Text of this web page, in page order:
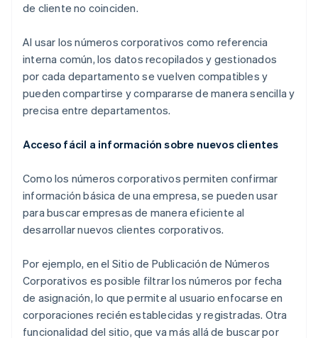
de cliente no coinciden.
Al usar los números corporativos como referencia
interna común, los datos recopilados y gestionados
por cada departamento se vuelven compatibles y
pueden compartirse y compararse de manera sencilla y
precisa entre departamentos.
Acceso fácil a información sobre nuevos clientes
Como los números corporativos permiten confirmar
información básica de una empresa, se pueden usar
para buscar empresas de manera eficiente al
desarrollar nuevos clientes corporativos.
Por ejemplo, en el Sitio de Publicación de Números
Corporativos es posible filtrar los números por fecha
de asignación, lo que permite al usuario enfocarse en
corporaciones recién establecidas y registradas. Otra
funcionalidad del sitio, que va más allá de buscar por